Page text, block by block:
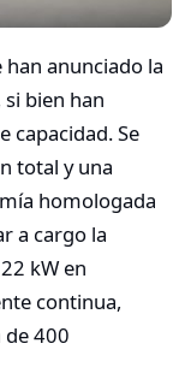
anunciado la
bien han
capacidad. Se
total y una
homologada
a cargo la
kW en
continua,
400